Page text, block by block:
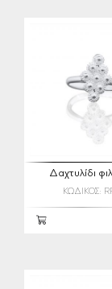
Δαχτυλίδι
ΚΩΔΙΚΟΣ: